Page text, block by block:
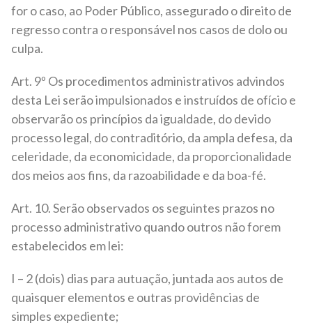
for o caso, ao Poder Público, assegurado o direito de
regresso contra o responsável nos casos de dolo ou
culpa.
Art. 9º Os procedimentos administrativos advindos
desta Lei serão impulsionados e instruídos de ofício e
observarão os princípios da igualdade, do devido
processo legal, do contraditório, da ampla defesa, da
celeridade, da economicidade, da proporcionalidade
dos meios aos fins, da razoabilidade e da boa-fé.
Art. 10. Serão observados os seguintes prazos no
processo administrativo quando outros não forem
estabelecidos em lei:
I – 2 (dois) dias para autuação, juntada aos autos de
quaisquer elementos e outras providências de
simples expediente;